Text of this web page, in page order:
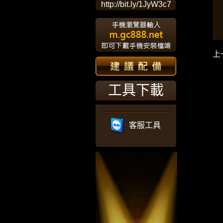
http://bit.ly/1JyW3c7
工具下載
客服工具